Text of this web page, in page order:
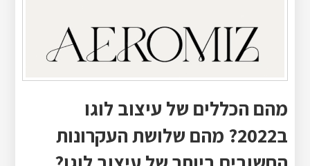
מהם הכללים של עיצוב לוגו
ב2022? מהם שלושת העקרונות